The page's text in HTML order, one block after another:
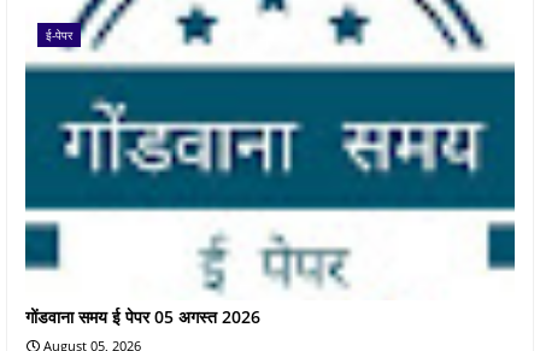
ई-पेपर
गोंडवाना समय ई पेपर 05 अगस्त 2026
August 05, 2026